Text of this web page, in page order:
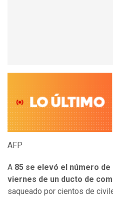
AFP
A 85 se elevó el número
viernes de un ducto de
saqueado por cientos de